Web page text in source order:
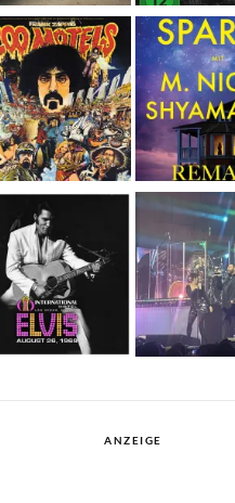
ANZEIGE